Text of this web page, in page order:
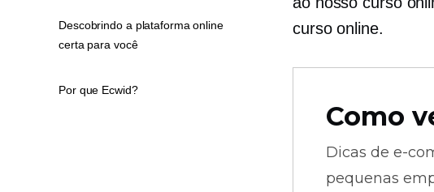
curso online.
Como
Dicas de e-
pequenas
Descobrindo a plataforma online
certa para você
Por que Ecwid?